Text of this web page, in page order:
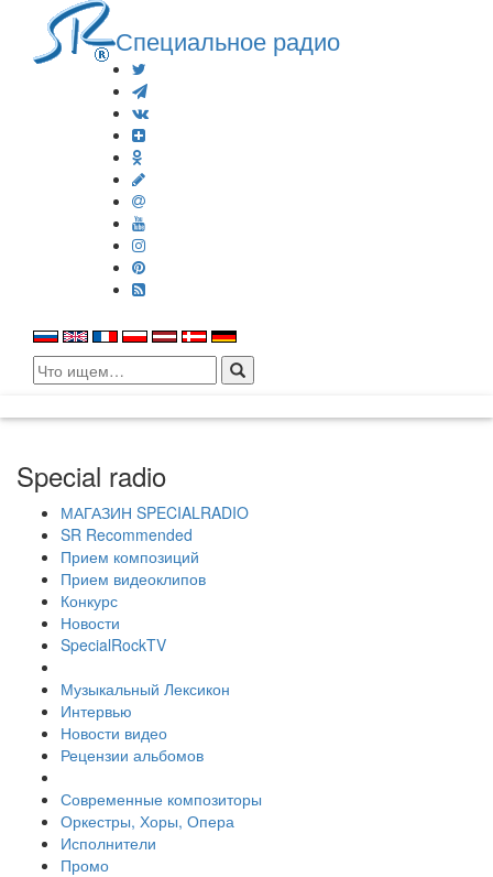
Специальное радио
Search
for:
Special radio
МАГАЗИН SPECIALRADIO
SR Recommended
Прием композиций
Прием видеоклипов
Конкурс
Новости
SpecialRockTV
Музыкальный Лексикон
Интервью
Новости видео
Рецензии альбомов
Современные композиторы
Оркестры, Хоры, Опера
Исполнители
Промо